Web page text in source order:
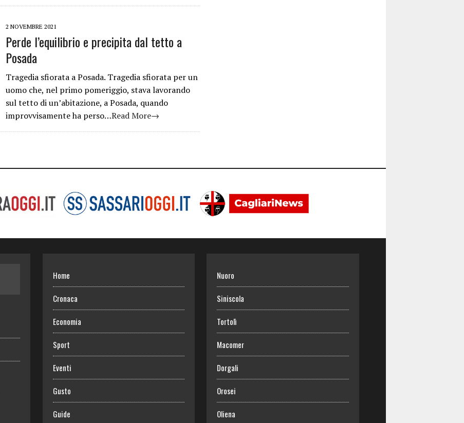
2 NOVEMBRE 2021
Perde l’equilibrio e precipita dal tetto a
Posada
Tragedia sfiorata a Posada. Tragedia sfiorata per un
uomo che, nel primo pomeriggio, stava lavorando
sul tetto di un’abitazione, a Posada, quando
improvvisamente ha perso…Read More→
Home
Cronaca
Economia
Sport
Eventi
Gusto
Guide
Nuoro
Siniscola
Tortolì
Macomer
Dorgali
Orosei
Oliena